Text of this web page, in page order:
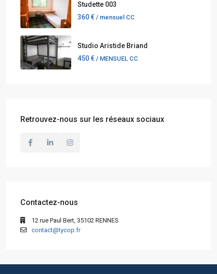
Studette 003
360 € / mensuel CC
Studio Aristide Briand
450 € / MENSUEL CC
Retrouvez-nous sur les réseaux sociaux
Contactez-nous
12 rue Paul Bert, 35102 RENNES
contact@tycop.fr